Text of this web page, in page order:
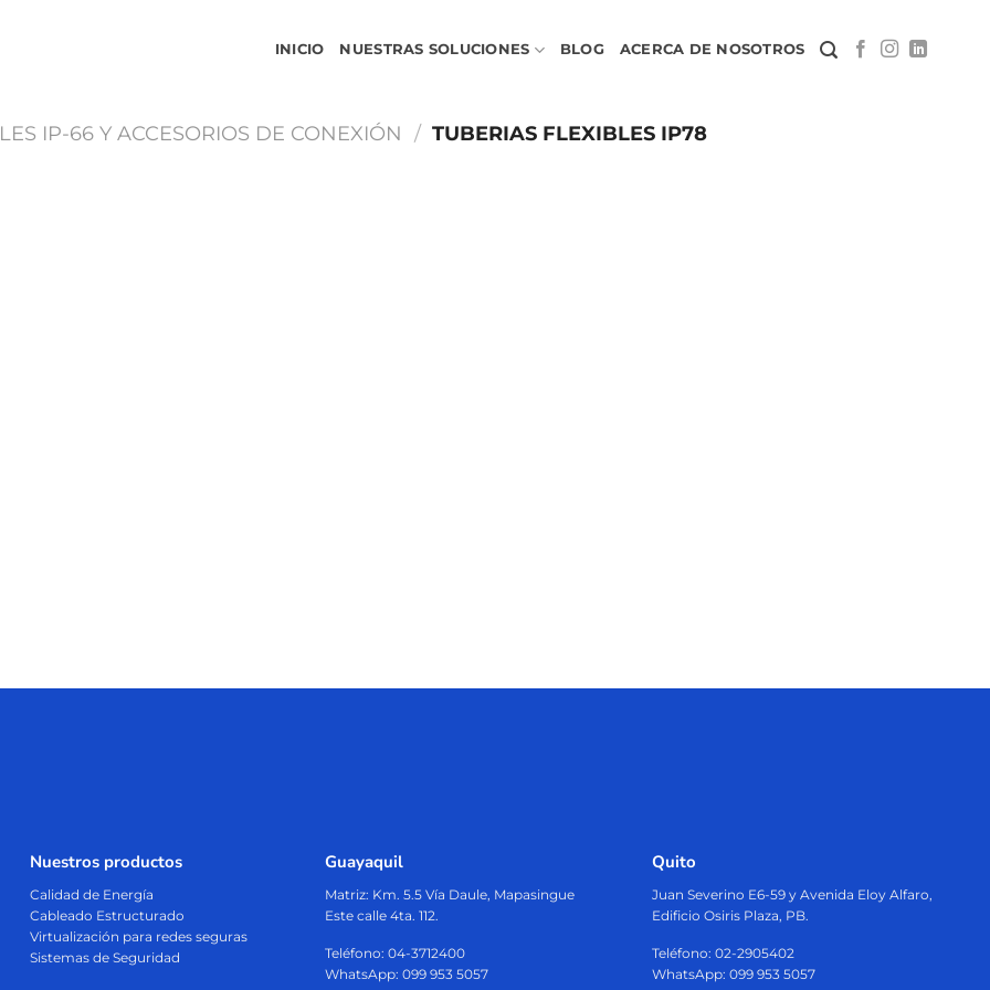
INICIO NUESTRAS SOLUCIONES BLOG ACERCA DE NOSOTROS
IP-66 Y ACCESORIOS DE CONEXIÓN / TUBERIAS FLEXIBLES IP78
Nuestros productos
Calidad de Energía
Cableado Estructurado
Virtualización para redes seguras
Sistemas de Seguridad
Guayaquil
Matriz: Km. 5.5 Vía Daule, Mapasingue
Este calle 4ta. 112.
Teléfono: 04-3712400
WhatsApp: 099 953 5057
Quito
Juan Severino E6-59 y Avenida Eloy Alfaro,
Edificio Osiris Plaza, PB.
Teléfono: 02-2905402
WhatsApp: 099 953 5057